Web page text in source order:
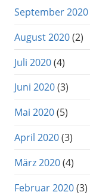
September 2020
August 2020(2)
Juli 2020(4)
Juni 2020(3)
Mai 2020(5)
April 2020(3)
März 2020(4)
Februar 2020(3)